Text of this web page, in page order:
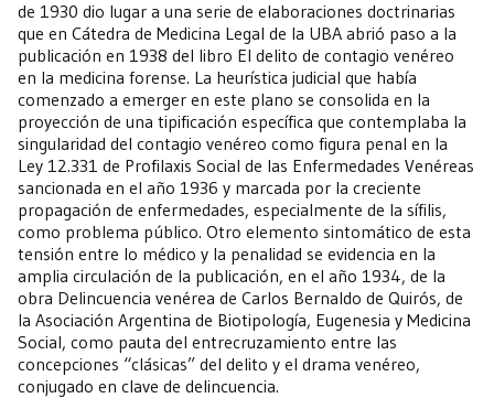
de 1930 dio lugar a una serie de elaboraciones doctrinarias
que en Cátedra de Medicina Legal de la UBA abrió paso a la
publicación en 1938 del libro El delito de contagio venéreo
en la medicina forense. La heurística judicial que había
comenzado a emerger en este plano se consolida en la
proyección de una tipificación específica que contemplaba la
singularidad del contagio venéreo como figura penal en la
Ley 12.331 de Profilaxis Social de las Enfermedades Venéreas
sancionada en el año 1936 y marcada por la creciente
propagación de enfermedades, especialmente de la sífilis,
como problema público. Otro elemento sintomático de esta
tensión entre lo médico y la penalidad se evidencia en la
amplia circulación de la publicación, en el año 1934, de la
obra Delincuencia venérea de Carlos Bernaldo de Quirós, de
la Asociación Argentina de Biotipología, Eugenesia y Medicina
Social, como pauta del entrecruzamiento entre las
concepciones “clásicas” del delito y el drama venéreo,
conjugado en clave de delincuencia.